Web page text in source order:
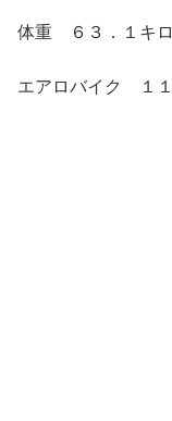
体重 ６３．１キロ
エアロバイク １